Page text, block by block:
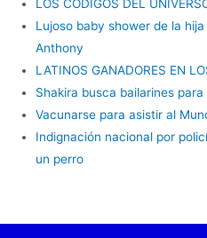
LOS CÓDIGOS DEL
Lujoso baby shower de la
Anthony
LATINOS GANADORES EN
Shakira busca bailarines para
Vacunarse para asistir al
Indignación nacional por
un perro